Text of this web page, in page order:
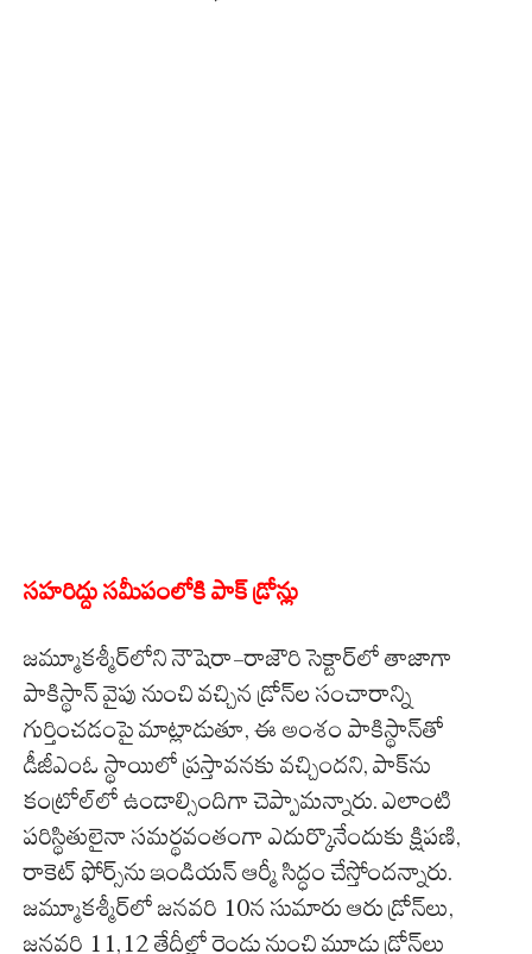
సహరిద్దు సమీపంలోకి పాక్ డ్రోన్లు
జమ్మూకశ్మీర్‌లోని నౌషెరా-రాజౌరి సెక్టార్‌లో తాజాగా
పాకిస్థాన్ వైపు నుంచి వచ్చిన డ్రోన్‌ల సంచారాన్ని
గుర్తించడంపై మాట్లాడుతూ, ఈ అంశం పాకిస్థాన్‌తో
డీజీఎంఓ స్థాయిలో ప్రస్తావనకు వచ్చిందని, పాక్‌ను
కంట్రోల్‌లో ఉండాల్సిందిగా చెప్పామన్నారు. ఎలాంటి
పరిస్థితులైనా సమర్థవంతంగా ఎదుర్కొనేందుకు క్షిపణి,
రాకెట్ ఫోర్స్‌ను ఇండియన్ ఆర్మీ సిద్ధం చేస్తోందన్నారు.
జమ్మూకశ్మీర్‌లో జనవరి 10న సుమారు ఆరు డ్రోన్‌లు,
జనవరి 11,12 తేదీల్లో రెండు నుంచి మూడు డ్రోన్‌లు